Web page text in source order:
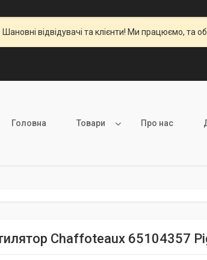
Шановні відвідувачі та клієнти! Ми працюємо, та
Головна Товари Про нас
Сhaffoteaux 65104357